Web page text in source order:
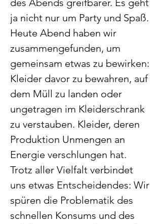
des Abends greifbarer. Es geht
ja nicht nur um Party und Spaß.
Heute Abend haben wir
zusammengefunden, um
gemeinsam etwas zu bewirken:
Kleider davor zu bewahren, auf
dem Müll zu landen oder
ungetragen im Kleiderschrank
zu verstauben. Kleider, deren
Produktion Unmengen an
Energie verschlungen hat.
Trotz aller Vielfalt verbindet
uns etwas Entscheidendes: Wir
spüren die Problematik des
schnellen Konsums und des